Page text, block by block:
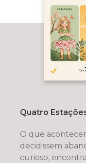
Quatro
O que
decidissem
curioso,